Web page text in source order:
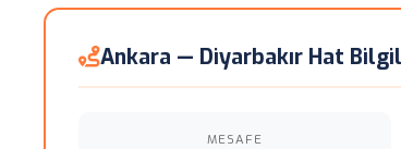
Ankara — Diyarbakır Hat
MESAFE